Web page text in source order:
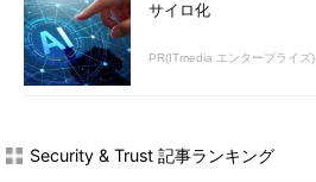
サイロ化
PR(ITmedia エンタープライズ)
Security & Trust 記事ランキング